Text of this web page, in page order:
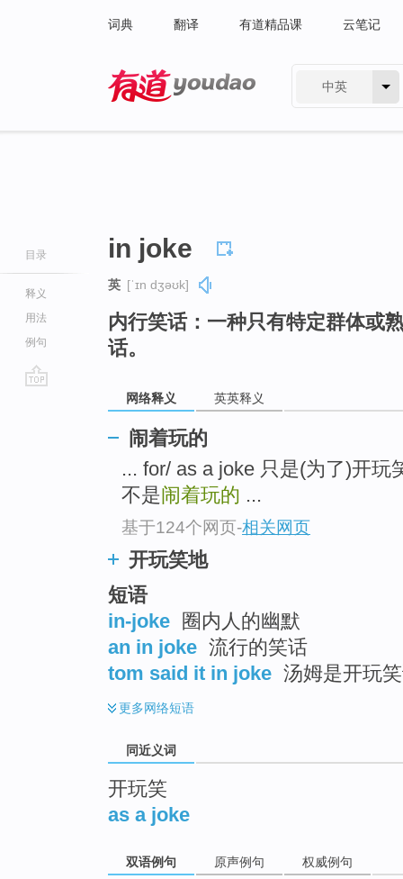
词典 翻译 有道精品课 云笔记
中英
目录
释义
用法
例句
in joke
英 [ˈɪn dʒəʊk]
内行笑话：一种只有特定群体或
话。
网络释义 英英释义
闹着玩的
... for/ as a joke 只是(为了)开玩
不是闹着玩的 ...
基于124个网页-相关网页
开玩笑地
短语
in-joke
圈内人的幽默
an in joke 流行的笑话
tom said it in joke 汤姆是开玩
更多网络短语
同近义词
开玩笑
as a joke
双语例句 原声例句 权威例句